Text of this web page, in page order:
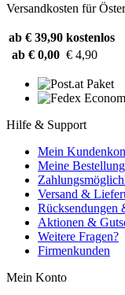
Versandkosten für
ab € 39,90 kostenlos
ab € 0,00 € 4,90
Hilfe & Support
Mein
Meine Bestellung
Versand &
Rücksendungen
Aktionen &
Weitere Fragen?
Firmenkunden
Mein Konto